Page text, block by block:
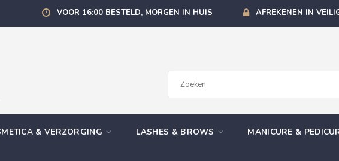
VOOR 16:00 BESTELD, MORGEN IN HUIS AFREKENEN IN
& VERZORGING LASHES & BROWS MANICURE &